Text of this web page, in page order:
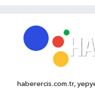
haberercis.com.tr,